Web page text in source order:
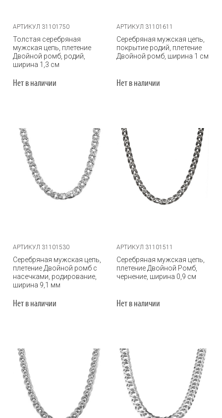
АРТИКУЛ 31101750
Толстая серебряная
мужская цепь, плетение
Двойной ромб, родий,
ширина 1,3 см
Нет в наличии
АРТИКУЛ 31101611
Серебряная мужская цепь,
покрытие родий, плетение
Двойной ромб, ширина 1 см
Нет в наличии
АРТИКУЛ 31101530
Серебряная мужская цепь,
плетение Двойной ромб с
насечками, родирование,
ширина 9,1 мм
Нет в наличии
АРТИКУЛ 31101511
Серебряная мужская цепь,
плетение Двойной Ромб,
чернение, ширина 0,9 см
Нет в наличии